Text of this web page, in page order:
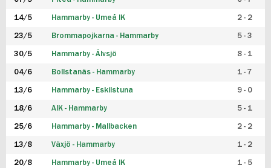
14/5 Hammarby - Umeå IK 2 - 2
23/5 Brommapojkarna - Hammarby 5 - 3
30/5 Hammarby - Älvsjö 8 - 1
04/6 Bollstanäs - Hammarby 1 - 7
13/6 Hammarby - Eskilstuna 9 - 0
18/6 AIK - Hammarby 5 - 1
25/6 Hammarby - Mallbacken 2 - 2
13/8 Växjö - Hammarby 1 - 2
20/8 Hammarby - Umeå IK 1 - 5